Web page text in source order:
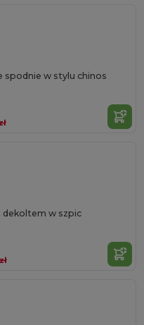
spodnie w stylu chinos
dekoltem w szpic